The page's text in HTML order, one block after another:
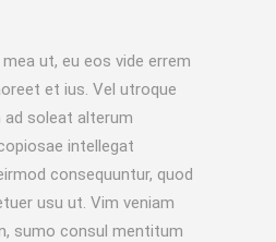
ut, eu eos vide errem
et ius. Vel utroque
ad soleat alterum
intellegat
consequuntur, quod
usu ut. Vim veniam
sumo consul mentitum